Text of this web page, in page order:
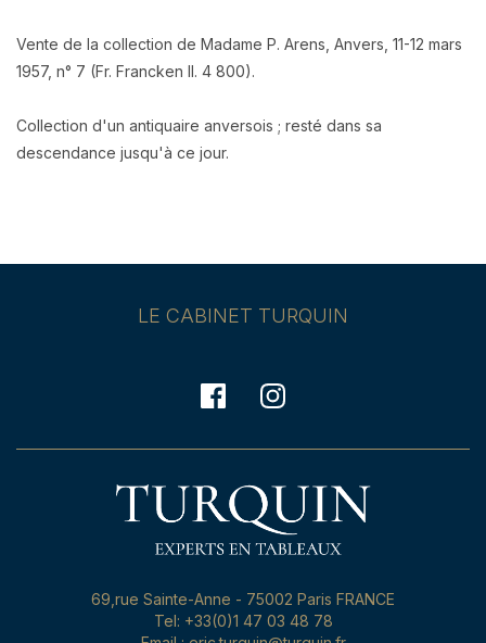
Vente de la collection de Madame P. Arens, Anvers, 11-12 mars
1957, n° 7 (Fr. Francken II. 4 800).
Collection d'un antiquaire anversois ; resté dans sa
descendance jusqu'à ce jour.
LE CABINET TURQUIN
69,rue Sainte-Anne - 75002 Paris FRANCE
Tel: +33(0)1 47 03 48 78